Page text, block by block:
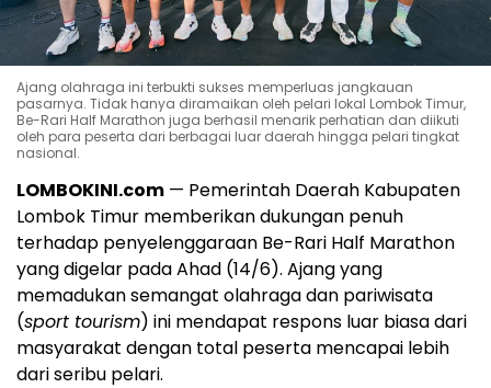
Ajang olahraga ini terbukti sukses memperluas jangkauan
pasarnya. Tidak hanya diramaikan oleh pelari lokal Lombok Timur,
Be-Rari Half Marathon juga berhasil menarik perhatian dan diikuti
oleh para peserta dari berbagai luar daerah hingga pelari tingkat
nasional.
LOMBOKINI.com — Pemerintah Daerah Kabupaten
Lombok Timur memberikan dukungan penuh
terhadap penyelenggaraan Be-Rari Half Marathon
yang digelar pada Ahad (14/6). Ajang yang
memadukan semangat olahraga dan pariwisata
(sport tourism) ini mendapat respons luar biasa dari
masyarakat dengan total peserta mencapai lebih
dari seribu pelari.